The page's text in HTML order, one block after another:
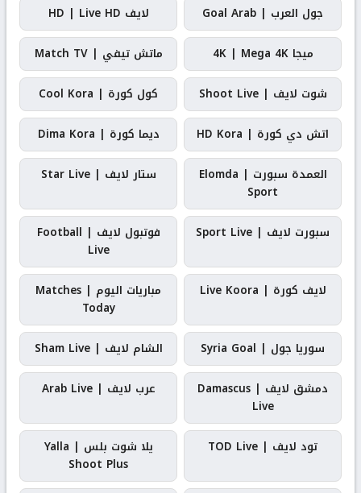
جول العرب | Goal Arab
لايف HD | Live HD
ميجا 4K | Mega 4K
ماتش تيفي | Match TV
شوت لايف | Shoot Live
كول كورة | Cool Kora
اتش دي كورة | HD Kora
ديما كورة | Dima Kora
العمدة سبورت | Elomda
Sport
ستار لايف | Star Live
سبورت لايف | Sport Live
فوتبول لايف | Football
Live
لايف كورة | Live Koora
مباريات اليوم | Matches
Today
سوريا جول | Syria Goal
الشام لايف | Sham Live
دمشق لايف | Damascus
Live
عرب لايف | Arab Live
تود لايف | TOD Live
يلا شوت بلس | Yalla
Shoot Plus